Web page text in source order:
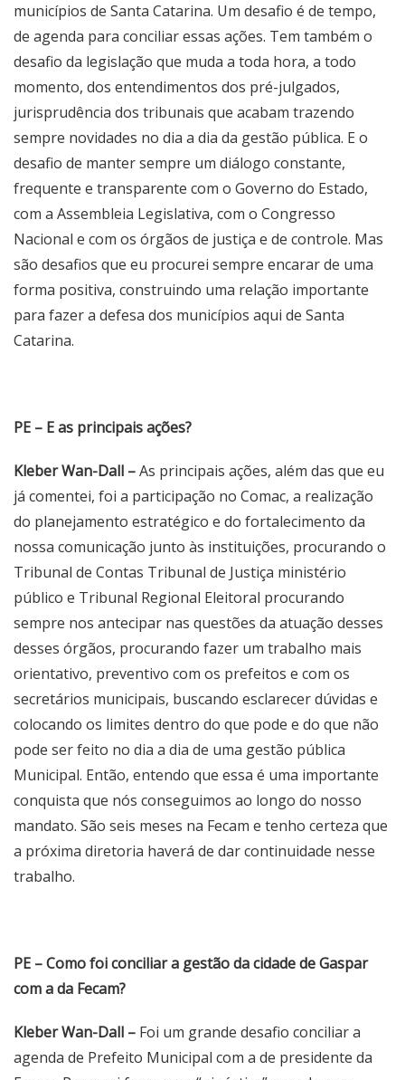
municípios de Santa Catarina. Um desafio é de tempo,
de agenda para conciliar essas ações. Tem também o
desafio da legislação que muda a toda hora, a todo
momento, dos entendimentos dos pré-julgados,
jurisprudência dos tribunais que acabam trazendo
sempre novidades no dia a dia da gestão pública. E o
desafio de manter sempre um diálogo constante,
frequente e transparente com o Governo do Estado,
com a Assembleia Legislativa, com o Congresso
Nacional e com os órgãos de justiça e de controle. Mas
são desafios que eu procurei sempre encarar de uma
forma positiva, construindo uma relação importante
para fazer a defesa dos municípios aqui de Santa
Catarina.
PE – E as principais ações?
Kleber Wan-Dall –As principais ações, além das que eu
já comentei, foi a participação no Comac, a realização
do planejamento estratégico e do fortalecimento da
nossa comunicação junto às instituições, procurando o
Tribunal de Contas Tribunal de Justiça ministério
público e Tribunal Regional Eleitoral procurando
sempre nos antecipar nas questões da atuação desses
desses órgãos, procurando fazer um trabalho mais
orientativo, preventivo com os prefeitos e com os
secretários municipais, buscando esclarecer dúvidas e
colocando os limites dentro do que pode e do que não
pode ser feito no dia a dia de uma gestão pública
Municipal. Então, entendo que essa é uma importante
conquista que nós conseguimos ao longo do nosso
mandato. São seis meses na Fecam e tenho certeza que
a próxima diretoria haverá de dar continuidade nesse
trabalho.
PE – Como foi conciliar a gestão da cidade de Gaspar
com a da Fecam?
Kleber Wan-Dall – Foi um grande desafio conciliar a
agenda de Prefeito Municipal com a de presidente da